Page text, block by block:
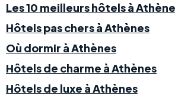
Les 10 meilleurs hôtels à
Hôtels pas chers à Athènes
Où dormir à Athènes
Hôtels de charme à Athènes
Hôtels de luxe à Athènes